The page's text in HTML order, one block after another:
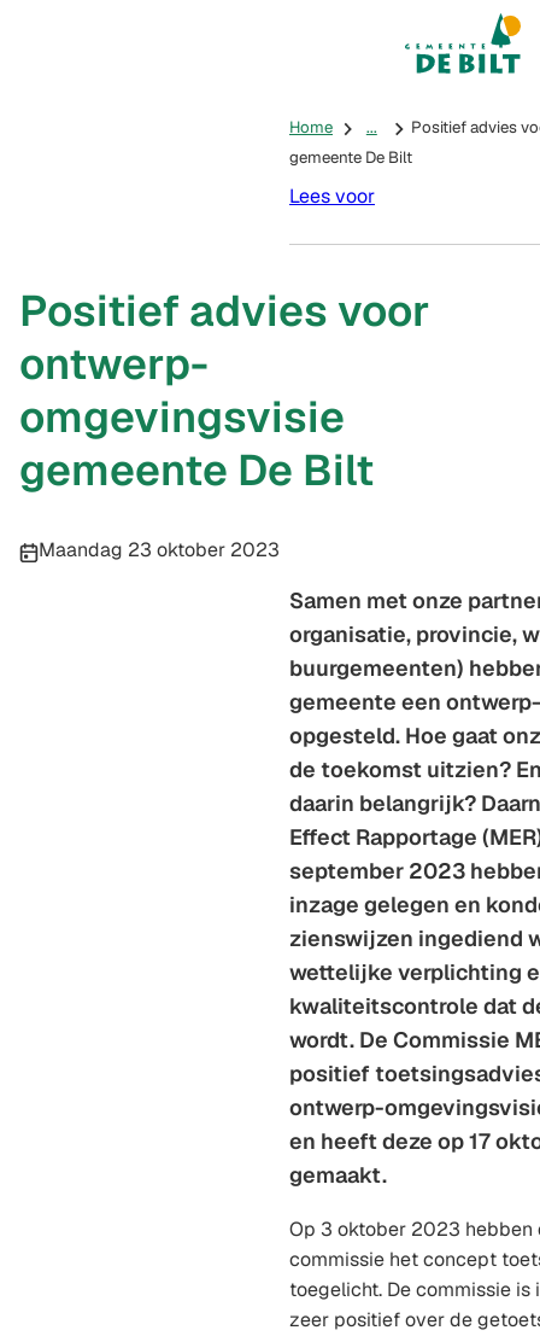
Mijn De Bilt
(Verwijst
Home ...
Positief advies
gemeente De Bilt
Lees voor
Positief advies voor
ontwerp-
omgevingsvisie
gemeente De Bilt
Publicatiedatum:
Maandag 23 oktober 2023
Samen met onze
organisatie, provincie,
buurgemeenten)
gemeente een
opgesteld. Hoe gaat
de toekomst uitzien?
daarin belangrijk?
Effect Rapportage
september 2023
inzage gelegen en
zienswijzen ingediend
wettelijke verplichting
kwaliteitscontrole dat
wordt. De Commissie
positief
ontwerp-
en heeft deze op 17
gemaakt.
Op 3 oktober 2023 hebben
commissie het concept
toegelicht. De commissie
zeer positief over de